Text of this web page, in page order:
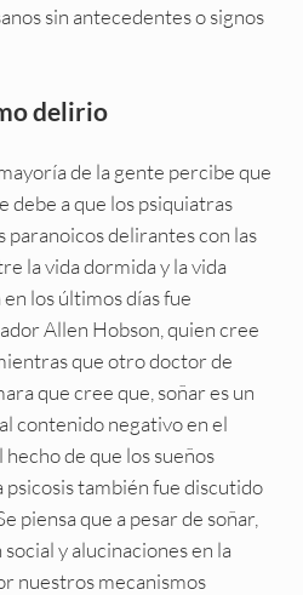
sin antecedentes o signos
delirio
de la gente percibe que
debe a que los psiquiatras
paranoicos delirantes con las
la vida dormida y la vida
los últimos días fue
Allen Hobson, quien cree
que otro doctor de
que cree que, soñar es un
contenido negativo en el
de que los sueños
psicosis también fue discutido
piensa que a pesar de soñar,
y alucinaciones en la
nuestros mecanismos